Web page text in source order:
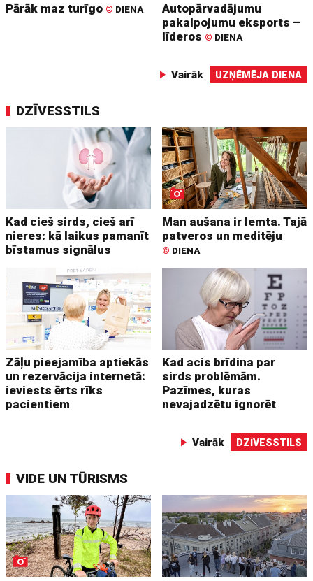
Pārāk maz turīgo © DIENA
Autopārvadājumu
pakalpojumu eksports –
līderos © DIENA
Vairāk UZŅĒMĒJA DIENA
DZĪVESSTILS
Kad cieš sirds, cieš arī
nieres: kā laikus pamanīt
bīstamus signālus
Man aušana ir lemta. Tajā
patveros un meditēju
© DIENA
Zāļu pieejamība aptiekās
un rezervācija internetā:
ieviests ērts rīks
pacientiem
Kad acis brīdina par
sirds problēmām.
Pazīmes, kuras
nevajadzētu ignorēt
Vairāk DZĪVESSTILS
VIDE UN TŪRISMS